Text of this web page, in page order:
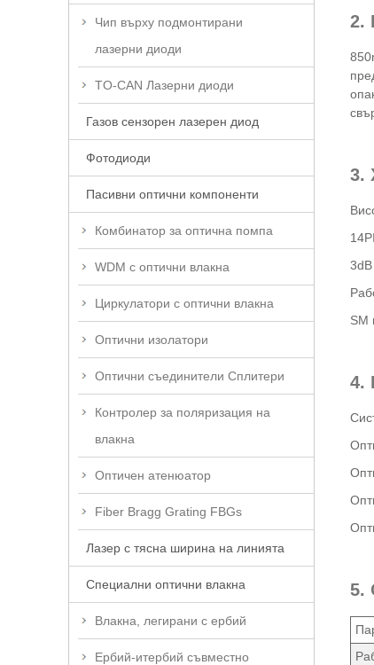
Чип върху подмонтирани
лазерни диоди
TO-CAN Лазерни диоди
Газов сензорен лазерен диод
Фотодиоди
Пасивни оптични компоненти
Комбинатор за оптична помпа
WDM с оптични влакна
Циркулатори с оптични влакна
Оптични изолатори
Оптични съединители Сплитери
Контролер за поляризация на
влакна
Оптичен атенюатор
Fiber Bragg Grating FBGs
Лазер с тясна ширина на линията
Специални оптични влакна
Влакна, легирани с ербий
Ербий-итербий съвместно
2.
3.
3dB
SM
4.
5.